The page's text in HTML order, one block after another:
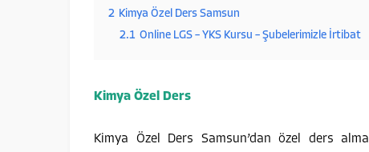
2 Kimya Özel Ders Samsun
2.1 Online LGS – YKS Kursu – Şubelerimizle İrtibat
Kimya Özel Ders
Kimya Özel Ders Samsun’dan özel ders